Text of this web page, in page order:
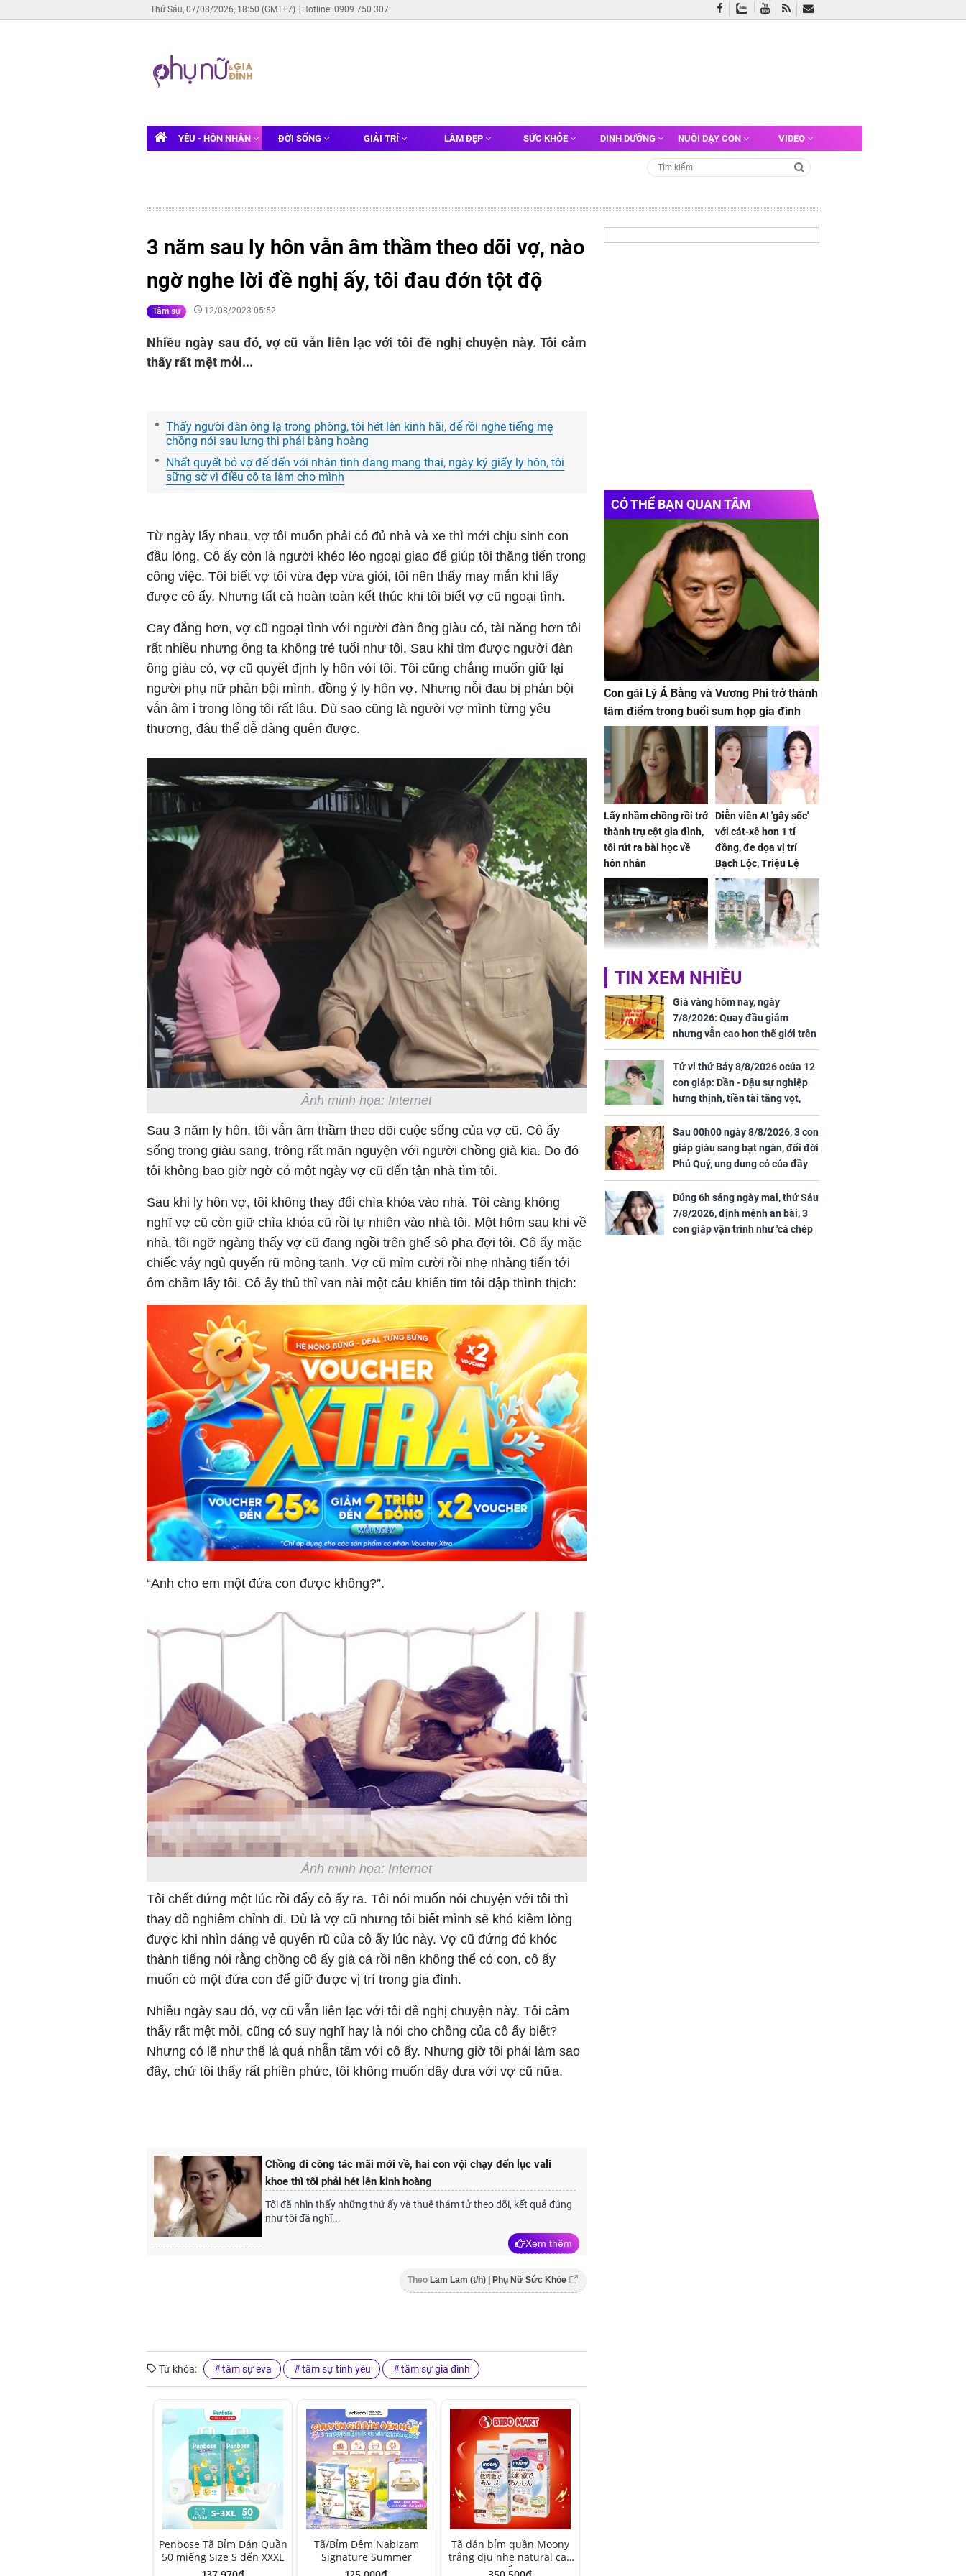
Thứ Sáu, 07/08/2026, 18:50 (GMT+7) Hotline: 0909 750 307
YÊU - HÔN NHÂN ĐỜI SỐNG GIẢI TRÍ LÀM ĐẸP SỨC KHỎE DINH DƯỠNG NUÔI DẠY CON VIDEO
3 năm sau ly hôn vẫn âm thầm theo dõi vợ, nào
ngờ nghe lời đề nghị ấy, tôi đau đớn tột độ
Tâm sự 12/08/2023 05:52
Nhiều ngày sau đó, vợ cũ vẫn liên lạc với tôi đề nghị chuyện này. Tôi cảm
thấy rất mệt mỏi...
Thấy người đàn ông lạ trong phòng, tôi hét lên kinh hãi, để rồi nghe tiếng mẹ
chồng nói sau lưng thì phải bàng hoàng
Nhất quyết bỏ vợ để đến với nhân tình đang mang thai, ngày ký giấy ly hôn, tôi
sững sờ vì điều cô ta làm cho mình
Từ ngày lấy nhau, vợ tôi muốn phải có đủ nhà và xe thì mới chịu sinh con
đầu lòng. Cô ấy còn là người khéo léo ngoại giao để giúp tôi thăng tiến trong
công việc. Tôi biết vợ tôi vừa đẹp vừa giỏi, tôi nên thấy may mắn khi lấy
được cô ấy. Nhưng tất cả hoàn toàn kết thúc khi tôi biết vợ cũ ngoại tình.
Cay đắng hơn, vợ cũ ngoại tình với người đàn ông giàu có, tài năng hơn tôi
rất nhiều nhưng ông ta không trẻ tuổi như tôi. Sau khi tìm được người đàn
ông giàu có, vợ cũ quyết định ly hôn với tôi. Tôi cũng chẳng muốn giữ lại
người phụ nữ phản bội mình, đồng ý ly hôn vợ. Nhưng nỗi đau bị phản bội
vẫn âm ỉ trong lòng tôi rất lâu. Dù sao cũng là người vợ mình từng yêu
thương, đâu thể dễ dàng quên được.
Ảnh minh họa: Internet
Sau 3 năm ly hôn, tôi vẫn âm thầm theo dõi cuộc sống của vợ cũ. Cô ấy
sống trong giàu sang, trông rất mãn nguyện với người chồng già kia. Do đó
tôi không bao giờ ngờ có một ngày vợ cũ đến tận nhà tìm tôi.
Sau khi ly hôn vợ, tôi không thay đổi chìa khóa vào nhà. Tôi càng không
nghĩ vợ cũ còn giữ chìa khóa cũ rồi tự nhiên vào nhà tôi. Một hôm sau khi về
nhà, tôi ngỡ ngàng thấy vợ cũ đang ngồi trên ghế sô pha đợi tôi. Cô ấy mặc
chiếc váy ngủ quyến rũ mỏng tanh. Vợ cũ mỉm cười rồi nhẹ nhàng tiến tới
ôm chầm lấy tôi. Cô ấy thủ thỉ van nài một câu khiến tim tôi đập thình thịch:
“Anh cho em một đứa con được không?”.
Ảnh minh họa: Internet
Tôi chết đứng một lúc rồi đẩy cô ấy ra. Tôi nói muốn nói chuyện với tôi thì
thay đồ nghiêm chỉnh đi. Dù là vợ cũ nhưng tôi biết mình sẽ khó kiềm lòng
được khi nhìn dáng vẻ quyến rũ của cô ấy lúc này. Vợ cũ đứng đó khóc
thành tiếng nói rằng chồng cô ấy già cả rồi nên không thể có con, cô ấy
muốn có một đứa con để giữ được vị trí trong gia đình.
Nhiều ngày sau đó, vợ cũ vẫn liên lạc với tôi đề nghị chuyện này. Tôi cảm
thấy rất mệt mỏi, cũng có suy nghĩ hay là nói cho chồng của cô ấy biết?
Nhưng có lẽ như thế là quá nhẫn tâm với cô ấy. Nhưng giờ tôi phải làm sao
đây, chứ tôi thấy rất phiền phức, tôi không muốn dây dưa với vợ cũ nữa.
Chồng đi công tác mãi mới về, hai con vội chạy đến lục vali
khoe thì tôi phải hét lên kinh hoàng
Tôi đã nhìn thấy những thứ ấy và thuê thám tử theo dõi, kết quả đúng
như tôi đã nghĩ...
Xem thêm
Theo Lam Lam (t/h) | Phụ Nữ Sức Khỏe
Từ khóa: tâm sự eva tâm sự tình yêu tâm sự gia đình
Penbose Tã Bỉm Dán Quần
50 miếng Size S đến XXXL
Tã/Bỉm Đêm Nabizam
Signature Summer
Tã dán bỉm quần Moony
trắng dịu nhẹ natural cao
cấp
CÓ THỂ BẠN QUAN TÂM
Con gái Lý Á Bằng và Vương Phi trở thành
tâm điểm trong buổi sum họp gia đình
Lấy nhầm chồng rồi trở
thành trụ cột gia đình,
tôi rút ra bài học về
hôn nhân
Diễn viên AI 'gây sốc'
với cát-xê hơn 1 tỉ
đồng, đe dọa vị trí
Bạch Lộc, Triệu Lệ
Dĩnh
TP.HCM: Nữ công nhân
tử vong trên đường đi
làm về trong khu công
nghiệp Sóng Thần
Đỗ Mỹ Linh hé lộ góc
bếp chill của nhà mới -
cạnh biệt thự bầu Hiển
Sau 00h00 ngày
8/8/2026, 3 con giáp
giàu sang bạt ngàn,
đổi đời Phú Quý, ung
dung có của đầy nhà,
ngày càng hưng thịnh
sung túc
TIN XEM NHIỀU
Giá vàng hôm nay, ngày
7/8/2026: Quay đầu giảm
nhưng vẫn cao hơn thế giới trên
7 triệu đồng
Tử vi thứ Bảy 8/8/2026 ocủa 12
con giáp: Dần - Dậu sự nghiệp
hưng thịnh, tiền tài tăng vọt,
Mão - Thân công việc bất trắc,
tiền mất tật mang
Sau 00h00 ngày 8/8/2026, 3 con
giáp giàu sang bạt ngàn, đổi đời
Phú Quý, ung dung có của đầy
nhà, ngày càng hưng thịnh sung
túc
Đúng 6h sáng ngày mai, thứ Sáu
7/8/2026, định mệnh an bài, 3
con giáp vận trình như 'cá chép